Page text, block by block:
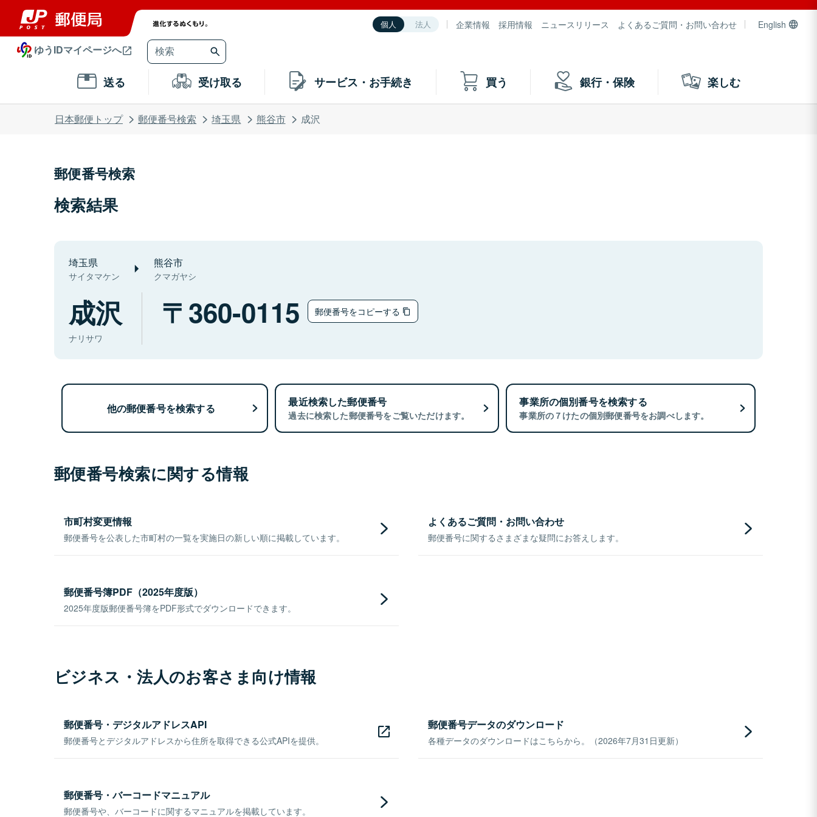
個人 法人 企業情報 採用情報 ニュースリリース よくあるご質問・お問い合わせ English
ゆうIDマイページへ
送る 受け取る サービス・お手続き 買う 銀行・保険 楽しむ
日本郵便トップ 郵便番号検索 埼玉県 熊谷市 成沢
郵便番号検索
検索結果
埼玉県
サイタマケン
熊谷市
クマガヤシ
成沢
ナリサワ
360-0115 郵便番号をコピーする
他の郵便番号を検索する 最近検索した郵便番号
過去に検索した郵便番号をご覧いただけます。
事業所の個別番号を検索する
事業所の７けたの個別郵便番号をお調べします。
郵便番号検索に関する情報
市町村変更情報
郵便番号を公表した市町村の一覧を実施日の新しい順に掲載しています。
よくあるご質問・お問い合わせ
郵便番号に関するさまざまな疑問にお答えします。
郵便番号簿PDF（2025年度版）
2025年度版郵便番号簿をPDF形式でダウンロードできます。
ビジネス・法人のお客さま向け情報
郵便番号・デジタルアドレスAPI
郵便番号とデジタルアドレスから住所を取得できる公式APIを提供。
郵便番号データのダウンロード
各種データのダウンロードはこちらから。（2026年7月31日更新）
郵便番号・バーコードマニュアル
郵便番号や、バーコードに関するマニュアルを掲載しています。